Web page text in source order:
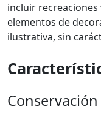
incluir
elementos de
ilustrativa, sin
Conservación